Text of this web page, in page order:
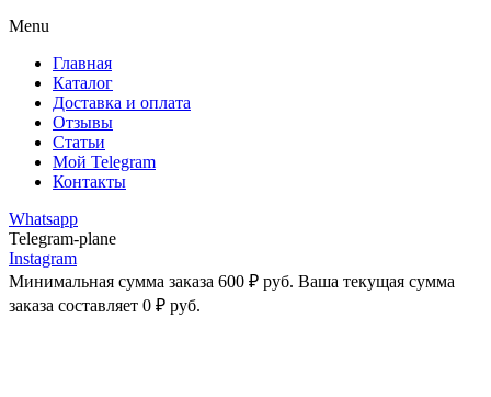
Menu
Главная
Каталог
Доставка и оплата
Отзывы
Статьи
Мой Telegram
Контакты
Whatsapp
Telegram-plane
Instagram
Минимальная сумма заказа 600 ₽ руб. Ваша текущая сумма
заказа составляет 0 ₽ руб.